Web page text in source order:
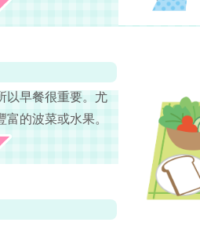
以早餐很重要。尤
的波菜或水果。